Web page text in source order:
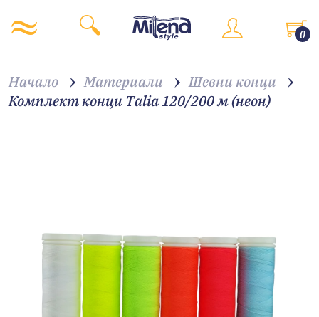
0
Начало Материали
Шевни конци
Комплект конци Talia 120/200 м (неон)